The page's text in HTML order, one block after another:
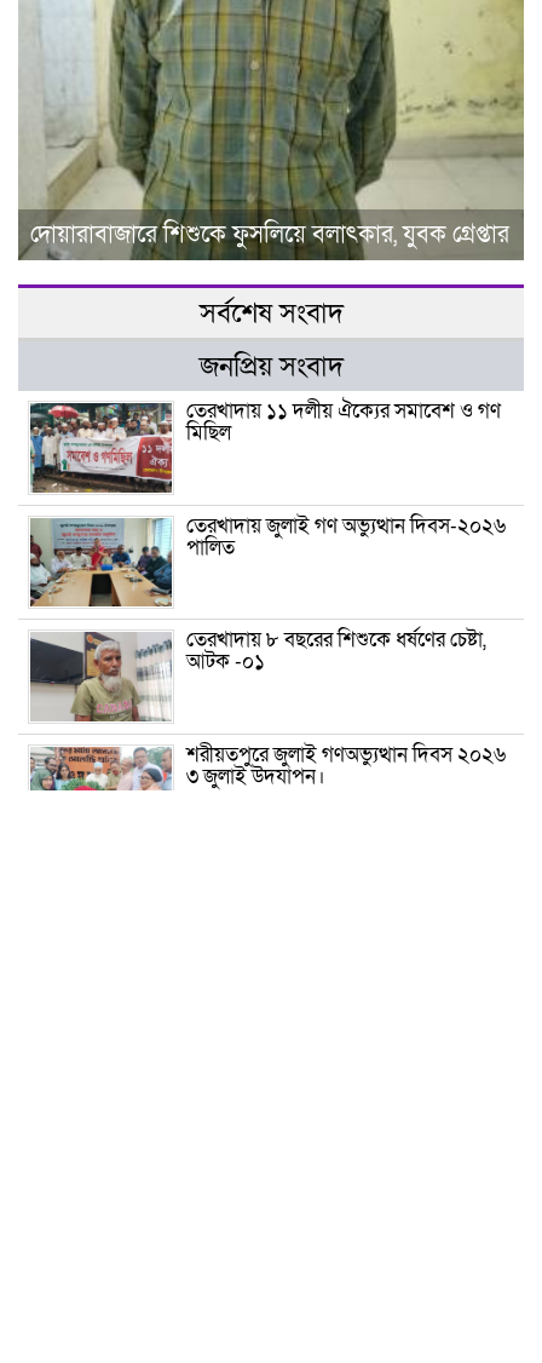
দোয়ারাবাজারে শিশুকে ফুসলিয়ে বলাৎকার, যুবক গ্রেপ্তার
সর্বশেষ সংবাদ
জনপ্রিয় সংবাদ
তেরখাদায় ১১ দলীয় ঐক্যের সমাবেশ ও গণ
মিছিল
তেরখাদায় জুলাই গণ অভ্যুত্থান দিবস-২০২৬
পালিত
তেরখাদায় ৮ বছরের শিশুকে ধর্ষণের চেষ্টা,
আটক -০১
শরীয়তপুরে জুলাই গণঅভ্যুত্থান দিবস ২০২৬
৩ জুলাই উদযাপন।